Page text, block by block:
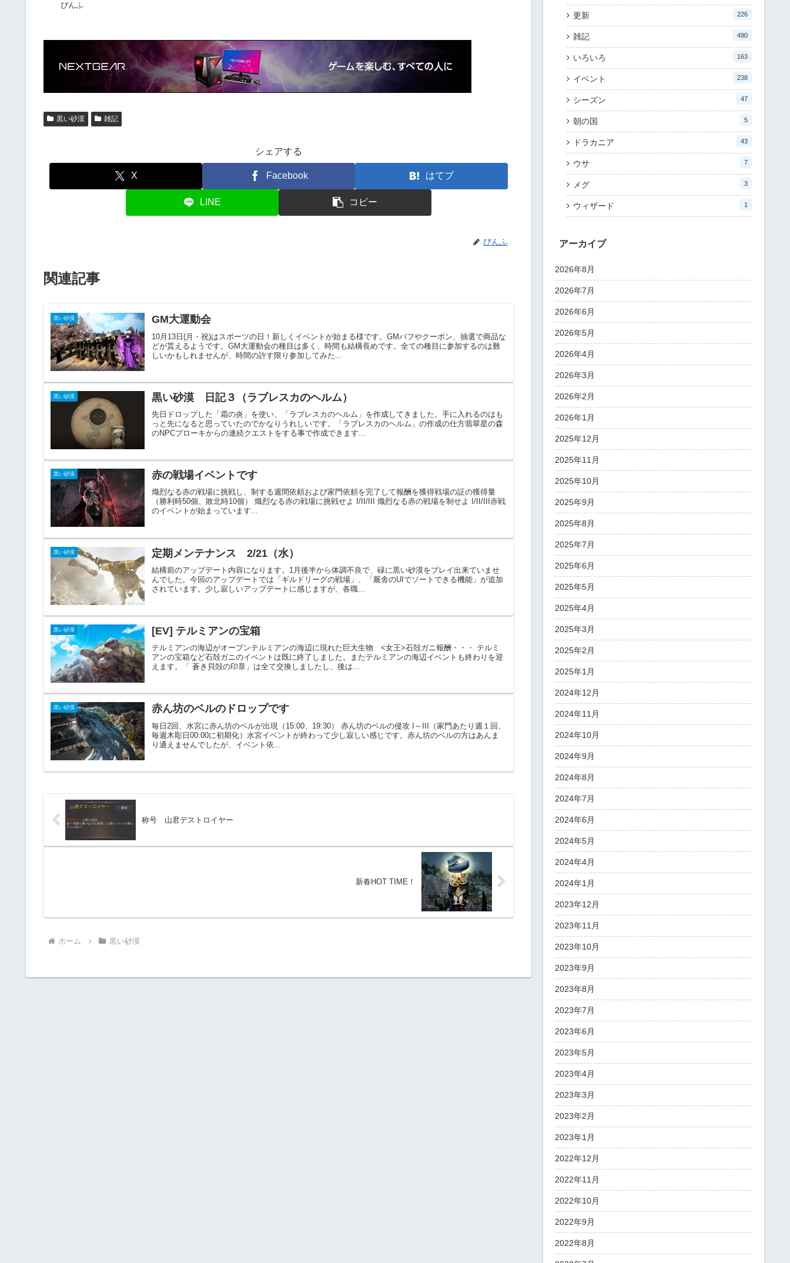
ぴんふ
黒い砂漠 雑記
シェアする
X Facebook はてブ
LINE コピー
ぴんふ
関連記事
黒い砂漠 GM大運動会
10月13日(月・祝)はスポーツの日！新しくイベントが始まる様です。GMバフやクーポン、抽選で商品な
どが貰えるようです。GM大運動会の種目は多く、時間も結構長めです。全ての種目に参加するのは難
しいかもしれませんが、時間の許す限り参加してみた...
黒い砂漠 黒い砂漠 日記３（ラブレスカのヘルム）
先日ドロップした「霜の炎」を使い、「ラブレスカのヘルム」を作成してきました。手に入れるのはも
っと先になると思っていたのでかなりうれしいです。「ラブレスカのヘルム」の作成の仕方翡翠星の森
のNPCプローキからの連続クエストをする事で作成できます...
黒い砂漠 赤の戦場イベントです
熾烈なる赤の戦場に挑戦し、制する週間依頼および家門依頼を完了して報酬を獲得戦場の証の獲得量
（勝利時50個、敗北時10個） 熾烈なる赤の戦場に挑戦せよ I/II/III 熾烈なる赤の戦場を制せよ I/II/III赤戦
のイベントが始まっています...
黒い砂漠 定期メンテナンス 2/21（水）
結構前のアップデート内容になります。1月後半から体調不良で、碌に黒い砂漠をプレイ出来ていませ
んでした。今回のアップデートでは「ギルドリーグの戦場」、「厩舎のUIでソートできる機能」が追加
されています。少し寂しいアップデートに感じますが、各職...
黒い砂漠 [EV] テルミアンの宝箱
テルミアンの海辺がオープンテルミアンの海辺に現れた巨大生物 <女王>石殻ガニ報酬・・・ テルミ
アンの宝箱など石殻ガニのイベントは既に終了しました。またテルミアンの海辺イベントも終わりを迎
えます。「 蒼き貝殻の印章」は全て交換しましたし、後は...
黒い砂漠 赤ん坊のベルのドロップです
毎日2回、水宮に赤ん坊のベルが出現（15:00、19:30） 赤ん坊のベルの侵攻 I～III（家門あたり週１回、
毎週木彫日00:00に初期化）水宮イベントが終わって少し寂しい感じです。赤ん坊のベルの方はあんま
り通えませんでしたが、イベント依...
称号 山君デストロイヤー
新春HOT TIME！
ホーム 黒い砂漠
更新 226
雑記 490
いろいろ 163
イベント 238
シーズン 47
朝の国 5
ドラカニア 43
ウサ 7
メグ 3
ウィザード 1
アーカイブ
2026年8月
2026年7月
2026年6月
2026年5月
2026年4月
2026年3月
2026年2月
2026年1月
2025年12月
2025年11月
2025年10月
2025年9月
2025年8月
2025年7月
2025年6月
2025年5月
2025年4月
2025年3月
2025年2月
2025年1月
2024年12月
2024年11月
2024年10月
2024年9月
2024年8月
2024年7月
2024年6月
2024年5月
2024年4月
2024年1月
2023年12月
2023年11月
2023年10月
2023年9月
2023年8月
2023年7月
2023年6月
2023年5月
2023年4月
2023年3月
2023年2月
2023年1月
2022年12月
2022年11月
2022年10月
2022年9月
2022年8月